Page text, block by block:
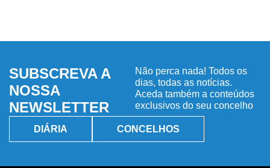
SUBSCREVA A
NOSSA
NEWSLETTER
Não perca nada! Todos os
dias, todas as notícias.
Aceda também a conteúdos
exclusivos do seu concelho
DIÁRIA CONCELHOS